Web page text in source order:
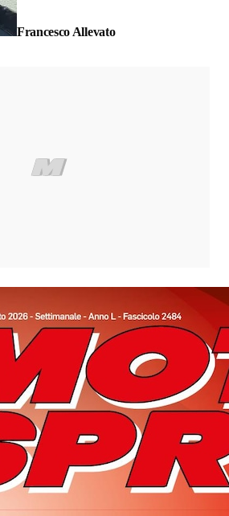
Francesco Allevato